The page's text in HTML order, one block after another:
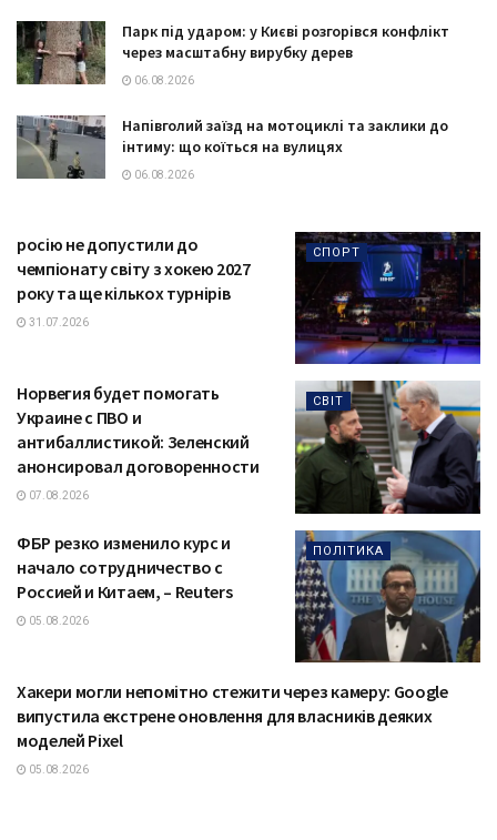
Парк під ударом: у Києві розгорівся конфлікт
через масштабну вирубку дерев
06.08.2026
Напівголий заїзд на мотоциклі та заклики до
інтиму: що коїться на вулицях
06.08.2026
СПОРТ
росію не допустили до
чемпіонату світу з хокею 2027
року та ще кількох турнірів
31.07.2026
СВІТ
Норвегия будет помогать
Украине с ПВО и
антибаллистикой: Зеленский
анонсировал договоренности
07.08.2026
ПОЛІТИКА
ФБР резко изменило курс и
начало сотрудничество с
Россией и Китаем, – Reuters
05.08.2026
ТЕХНОЛОГІЇ
Хакери могли непомітно стежити через камеру: Google
випустила екстрене оновлення для власників деяких
моделей Pixel
05.08.2026